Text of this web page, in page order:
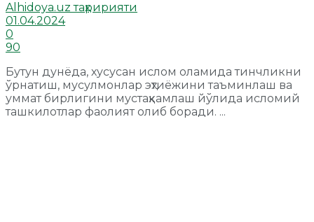
Alhidoya.uz таҳририяти
01.04.2024
0
90
Бутун дунёда, хусусан ислом оламида тинчликни
ўрнатиш, мусулмонлар эҳтиёжини таъминлаш ва
уммат бирлигини мустаҳкамлаш йўлида исломий
ташкилотлар фаолият олиб боради. ...